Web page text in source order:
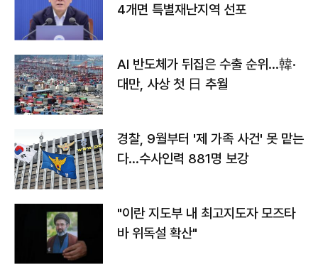
4개면 특별재난지역 선포
AI 반도체가 뒤집은 수출 순위…韓·
대만, 사상 첫 日 추월
경찰, 9월부터 '제 가족 사건' 못 맡는
다…수사인력 881명 보강
"이란 지도부 내 최고지도자 모즈타
바 위독설 확산"